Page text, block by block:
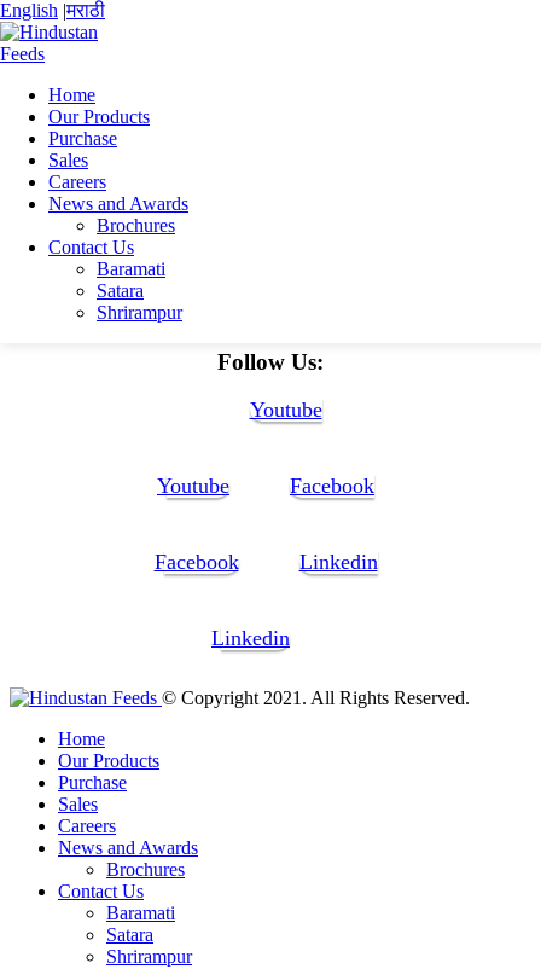
English |मराठी
Home
Our Products
Purchase
Sales
Careers
News and Awards
Brochures
Contact Us
Baramati
Satara
Shrirampur
Home
Abhijit Sahebrao Gund
Upadeted_Abhijit_Gund_Finance_Resume-1
Upadeted_Abhijit_Gund_Finance_Resume-1
Follow Us:
Youtube
Youtube Facebook
Facebook Linkedin
Linkedin
© Copyright 2021. All Rights Reserved.
Home
Our Products
Purchase
Sales
Careers
News and Awards
Brochures
Contact Us
Baramati
Satara
Shrirampur